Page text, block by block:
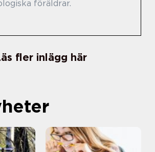
föräldrar.
fler inlägg här